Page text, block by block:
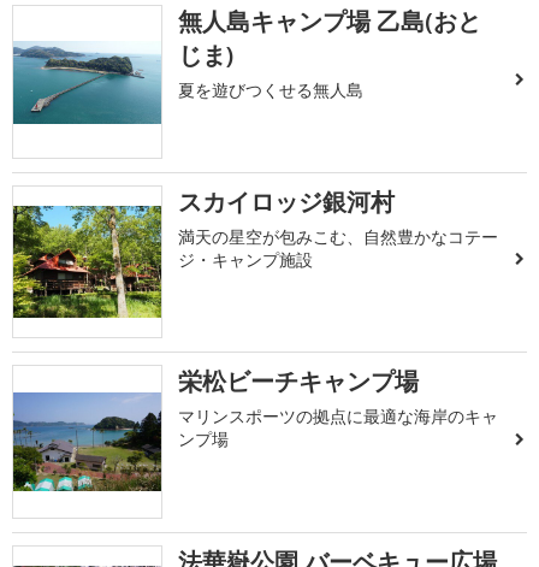
無人島キャンプ場 乙島(おと
じま)
夏を遊びつくせる無人島
スカイロッジ銀河村
満天の星空が包みこむ、自然豊かなコテー
ジ・キャンプ施設
栄松ビーチキャンプ場
マリンスポーツの拠点に最適な海岸のキャ
ンプ場